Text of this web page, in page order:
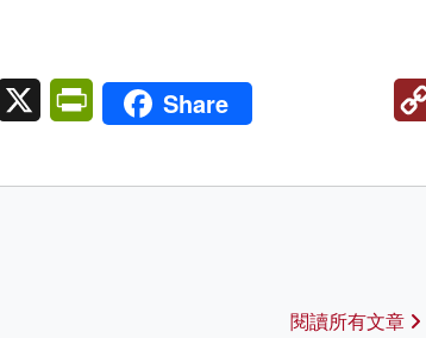
X PrintFriendly
Share
閱讀所有文章